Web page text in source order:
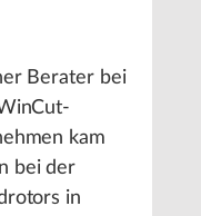
Berater bei
kam
bei der
in